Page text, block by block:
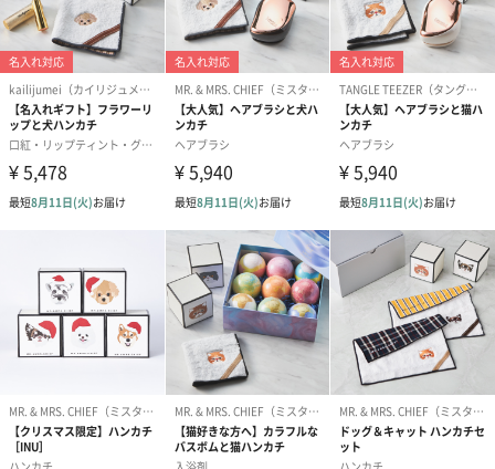
I will always be there for you.
幸せなときも、泣きそうなときも、あなたとともに。
いつの日か、大人の”身だしなみ”と呼ばれるようになったハンカ
チ。
そして、わたしたちは思うのです。
だれもが子供のころに教えられた「人にやさしく」という言葉。
ハンカチはそんな想いを、いつもひとの近くで、温めてきまし
た。
あなたが泣いているとき、優しさを届けられるように。